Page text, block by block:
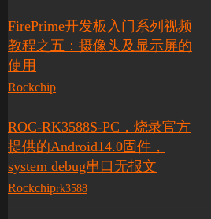
FirePrime开发板入门系列视频
教程之五：摄像头及显示屏的
使用
Rockchip
ROC-RK3588S-PC，烧录官方
提供的Android14.0固件，
system debug串口无报文
Rockchiprk3588